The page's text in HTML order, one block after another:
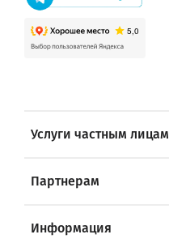
Услуги частным лицам
Партнерам
Информация